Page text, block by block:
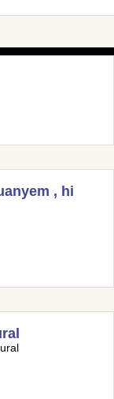
, hi